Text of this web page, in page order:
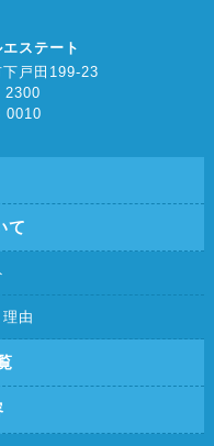
ステート
戸田199-23
2300
0010
て
由